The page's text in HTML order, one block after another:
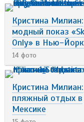
Кристина Милиан:
модный показ
Only» в Нью-
14 фото
Кристина Милиан:
пляжный отдых в
Мексике